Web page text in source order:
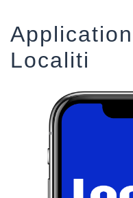
Localiti